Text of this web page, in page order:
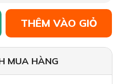
THÊM VÀO GIỎ
MUA HÀNG